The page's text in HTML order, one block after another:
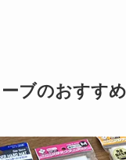
ブのおすす